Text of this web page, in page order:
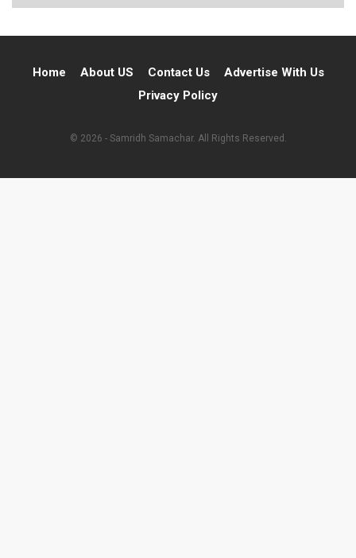
Home About US Contact Us
Advertise With Us
Privacy Policy
© 2026 - Samridh Samachar. All Rights Reserved.